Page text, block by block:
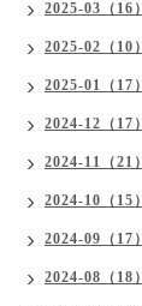
2025-03（16）
2025-02（10）
2025-01（17）
2024-12（17）
2024-11（21）
2024-10（15）
2024-09（17）
2024-08（18）